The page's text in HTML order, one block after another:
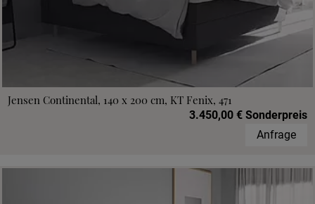
Jensen Continental, 140 x 200 cm, KT Fenix, 471
3.450,00 € Sonderpreis
Anfrage